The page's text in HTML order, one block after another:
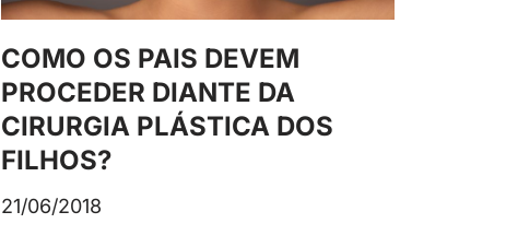
COMO OS PAIS DEVEM
PROCEDER DIANTE DA
CIRURGIA PLÁSTICA DOS
FILHOS?
21/06/2018